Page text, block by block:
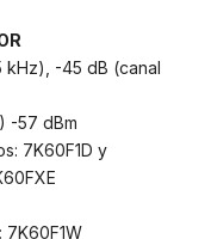
kHz), -45 dB (canal
-57 dBm
7K60F1D y
7K60F1W